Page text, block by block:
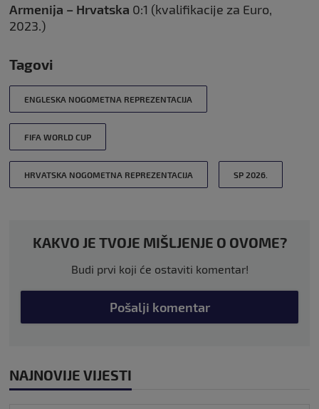
Armenija – Hrvatska 0:1 (kvalifikacije za Euro,
2023.)
Tagovi
ENGLESKA NOGOMETNA REPREZENTACIJA
FIFA WORLD CUP
HRVATSKA NOGOMETNA REPREZENTACIJA SP 2026.
KAKVO JE TVOJE MIŠLJENJE O OVOME?
Budi prvi koji će ostaviti komentar!
Pošalji komentar
NAJNOVIJE VIJESTI